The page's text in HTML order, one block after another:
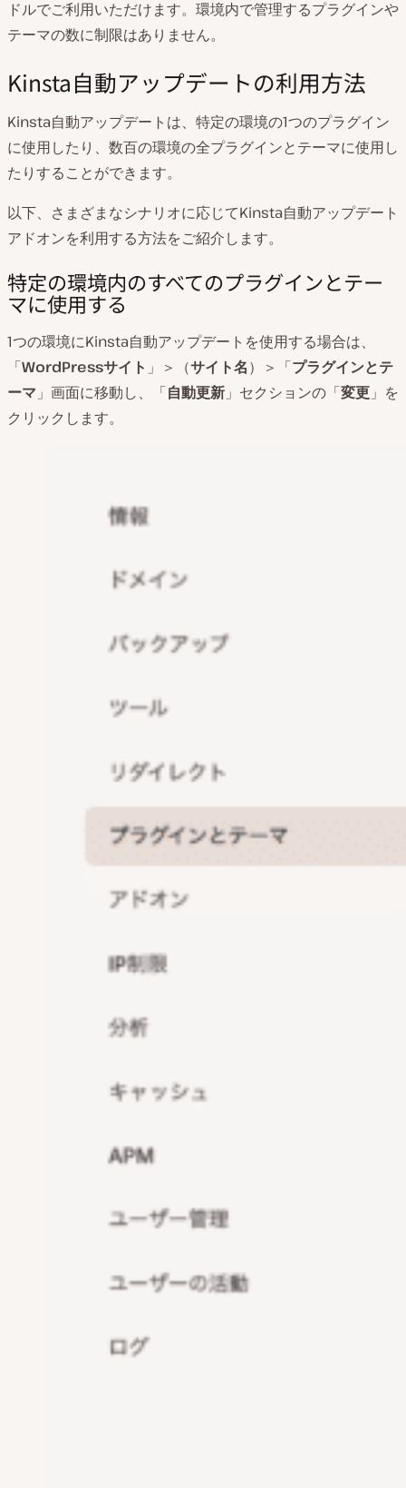
ドルでご利用いただけます。環境内で管理するプラグインや
テーマの数に制限はありません。
Kinsta自動アップデートの利用方法
Kinsta自動アップデートは、特定の環境の1つのプラグイン
に使用したり、数百の環境の全プラグインとテーマに使用し
たりすることができます。
以下、さまざまなシナリオに応じてKinsta自動アップデート
アドオンを利用する方法をご紹介します。
特定の環境内のすべてのプラグインとテー
マに使用する
1つの環境にKinsta自動アップデートを使用する場合は、
「WordPressサイト 」＞（サイト名）＞「プラグインとテ
ーマ 」画面に移動し、「自動更新 」セクションの「変更 」を
クリックします。